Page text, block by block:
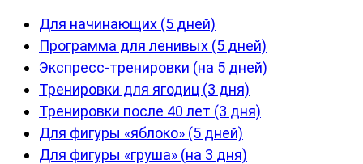
Для начинающих (5 дней)
Программа для ленивых (5 дней)
Экспресс-тренировки (на 5 дней)
Тренировки для ягодиц (3 дня)
Тренировки после 40 лет (3 дня)
Для фигуры «яблоко» (5 дней)
Для фигуры «груша» (на 3 дня)